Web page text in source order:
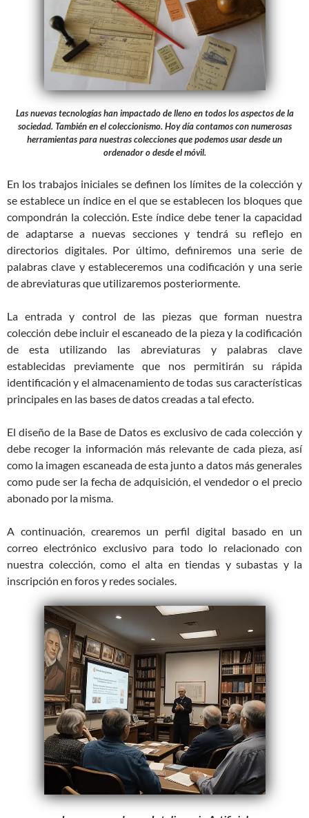
Las nuevas tecnologías han impactado de lleno en todos los aspectos de la
sociedad. También en el coleccionismo. Hoy día contamos con numerosas
herramientas para nuestras colecciones que podemos usar desde un
ordenador o desde el móvil.
En los trabajos iniciales se definen los límites de la colección y
se establece un índice en el que se establecen los bloques que
compondrán la colección. Este índice debe tener la capacidad
de adaptarse a nuevas secciones y tendrá su reflejo en
directorios digitales. Por último, definiremos una serie de
palabras clave y estableceremos una codificación y una serie
de abreviaturas que utilizaremos posteriormente.
La entrada y control de las piezas que forman nuestra
colección debe incluir el escaneado de la pieza y la codificación
de esta utilizando las abreviaturas y palabras clave
establecidas previamente que nos permitirán su rápida
identificación y el almacenamiento de todas sus características
principales en las bases de datos creadas a tal efecto.
El diseño de la Base de Datos es exclusivo de cada colección y
debe recoger la información más relevante de cada pieza, así
como la imagen escaneada de esta junto a datos más generales
como pude ser la fecha de adquisición, el vendedor o el precio
abonado por la misma.
A continuación, crearemos un perfil digital basado en un
correo electrónico exclusivo para todo lo relacionado con
nuestra colección, como el alta en tiendas y subastas y la
inscripción en foros y redes sociales.